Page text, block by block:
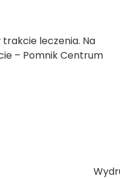
leczenia. Na
– Pomnik Centrum